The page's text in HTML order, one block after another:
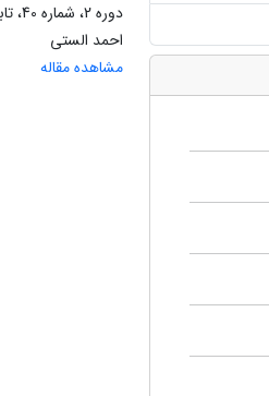
دوره 2، شماره 40، تابستان 1390، صفحه
احمد الستی
مشاهده مقاله